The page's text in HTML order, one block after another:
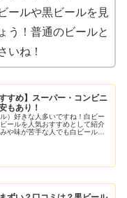
ールや黒ビールを見
う！普通のビールと
いね！
すめ】スーパー・コンビニ
もあり！
）好きな人多いですね！白ビー
ールを人気おすすめとして紹介
や味が苦手な人でも白ビールな